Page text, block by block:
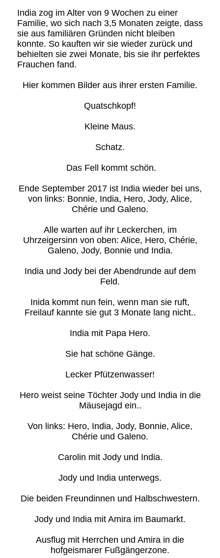
India zog im Alter von 9 Wochen zu einer
Familie, wo sich nach 3,5 Monaten zeigte, dass
sie aus familiären Gründen nicht bleiben
konnte. So kauften wir sie wieder zurück und
behielten sie zwei Monate, bis sie ihr perfektes
Frauchen fand.
Hier kommen Bilder aus ihrer ersten Familie.
Quatschkopf!
Kleine Maus.
Schatz.
Das Fell kommt schön.
Ende September 2017 ist India wieder bei uns,
von links: Bonnie, India, Hero, Jody, Alice,
Chérie und Galeno.
Alle warten auf ihr Leckerchen, im
Uhrzeigersinn von oben: Alice, Hero, Chérie,
Galeno, Jody, Bonnie und India.
India und Jody bei der Abendrunde auf dem
Feld.
Inida kommt nun fein, wenn man sie ruft,
Freilauf kannte sie gut 3 Monate lang nicht..
India mit Papa Hero.
Sie hat schöne Gänge.
Lecker Pfützenwasser!
Hero weist seine Töchter Jody und India in die
Mäusejagd ein..
Von links: Hero, India, Jody, Bonnie, Alice,
Chérie und Galeno.
Carolin mit Jody und India.
Jody und India unterwegs.
Die beiden Freundinnen und Halbschwestern.
Jody und India mit Amira im Baumarkt.
Ausflug mit Herrchen und Amira in die
hofgeismarer Fußgängerzone.